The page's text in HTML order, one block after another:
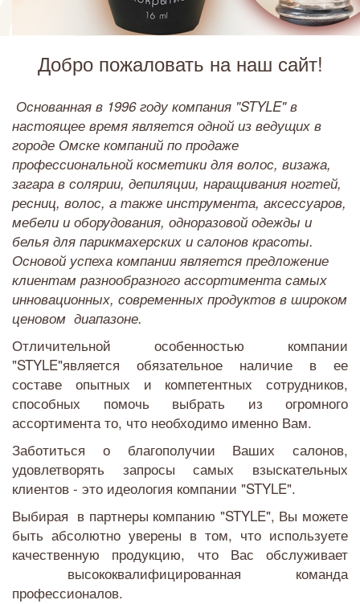
Добро пожаловать на наш сайт!
Основанная в 1996 году компания "STYLE" в
настоящее время является одной из ведущих в
городе Омске компаний по продаже
профессиональной косметики для волос, визажа,
загара в солярии, депиляции, наращивания ногтей,
ресниц, волос, а также инструмента, аксессуаров,
мебели и оборудования, одноразовой одежды и
белья для парикмахерских и салонов красоты.
Основой успеха компании является предложение
клиентам разнообразного ассортимента самых
инновационных, современных продуктов в широком
ценовом диапазоне.
Отличительной особенностью компании
"STYLE"является обязательное наличие в ее
составе опытных и компетентных сотрудников,
способных помочь выбрать из огромного
ассортимента то, что необходимо именно Вам.
Заботиться о благополучии Ваших салонов,
удовлетворять запросы самых взыскательных
клиентов - это идеология компании "STYLE".
Выбирая в партнеры компанию "STYLE", Вы можете
быть абсолютно уверены в том, что используете
качественную продукцию, что Вас обслуживает
высококвалифицированная команда
профессионалов.